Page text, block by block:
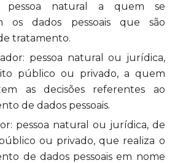
pessoa natural a quem se
os dados pessoais que são
tratamento.
pessoa natural ou jurídica,
público ou privado, a quem
as decisões referentes ao
de dados pessoais.
pessoa natural ou jurídica, de
ou privado, que realiza o
de dados pessoais em nome